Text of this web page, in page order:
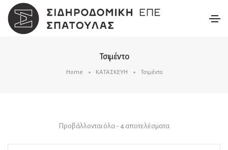
Τσιμέντο
Home ΚΑΤΑΣΚΕΥΗ Τσιμέντο
Προβάλλονται όλα - 4 αποτελέσματα